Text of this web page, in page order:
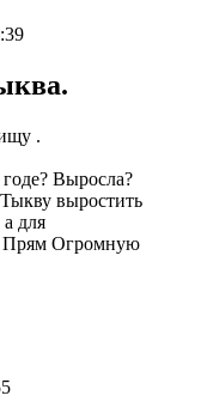
.
Выросла?
выростить
для
Прям Огромную